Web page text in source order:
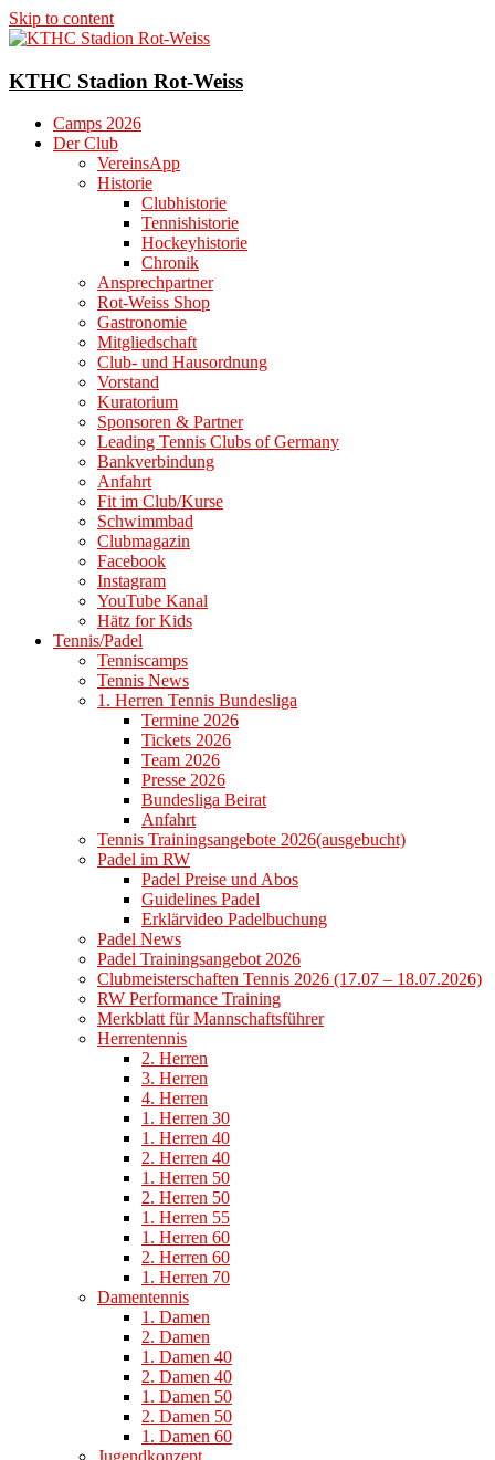
Skip to content
KTHC Stadion Rot-Weiss
Camps 2026
Der Club
VereinsApp
Historie
Clubhistorie
Tennishistorie
Hockeyhistorie
Chronik
Ansprechpartner
Rot-Weiss Shop
Gastronomie
Mitgliedschaft
Club- und Hausordnung
Vorstand
Kuratorium
Sponsoren & Partner
Leading Tennis Clubs of Germany
Bankverbindung
Anfahrt
Fit im Club/Kurse
Schwimmbad
Clubmagazin
Facebook
Instagram
YouTube Kanal
Hätz for Kids
Tennis/Padel
Tenniscamps
Tennis News
1. Herren Tennis Bundesliga
Termine 2026
Tickets 2026
Team 2026
Presse 2026
Bundesliga Beirat
Anfahrt
Tennis Trainingsangebote 2026(ausgebucht)
Padel im RW
Padel Preise und Abos
Guidelines Padel
Erklärvideo Padelbuchung
Padel News
Padel Trainingsangebot 2026
Clubmeisterschaften Tennis 2026 (17.07 – 18.07.2026)
RW Performance Training
Merkblatt für Mannschaftsführer
Herrentennis
2. Herren
3. Herren
4. Herren
1. Herren 30
1. Herren 40
2. Herren 40
1. Herren 50
2. Herren 50
1. Herren 55
1. Herren 60
2. Herren 60
1. Herren 70
Damentennis
1. Damen
2. Damen
1. Damen 40
2. Damen 40
1. Damen 50
2. Damen 50
1. Damen 60